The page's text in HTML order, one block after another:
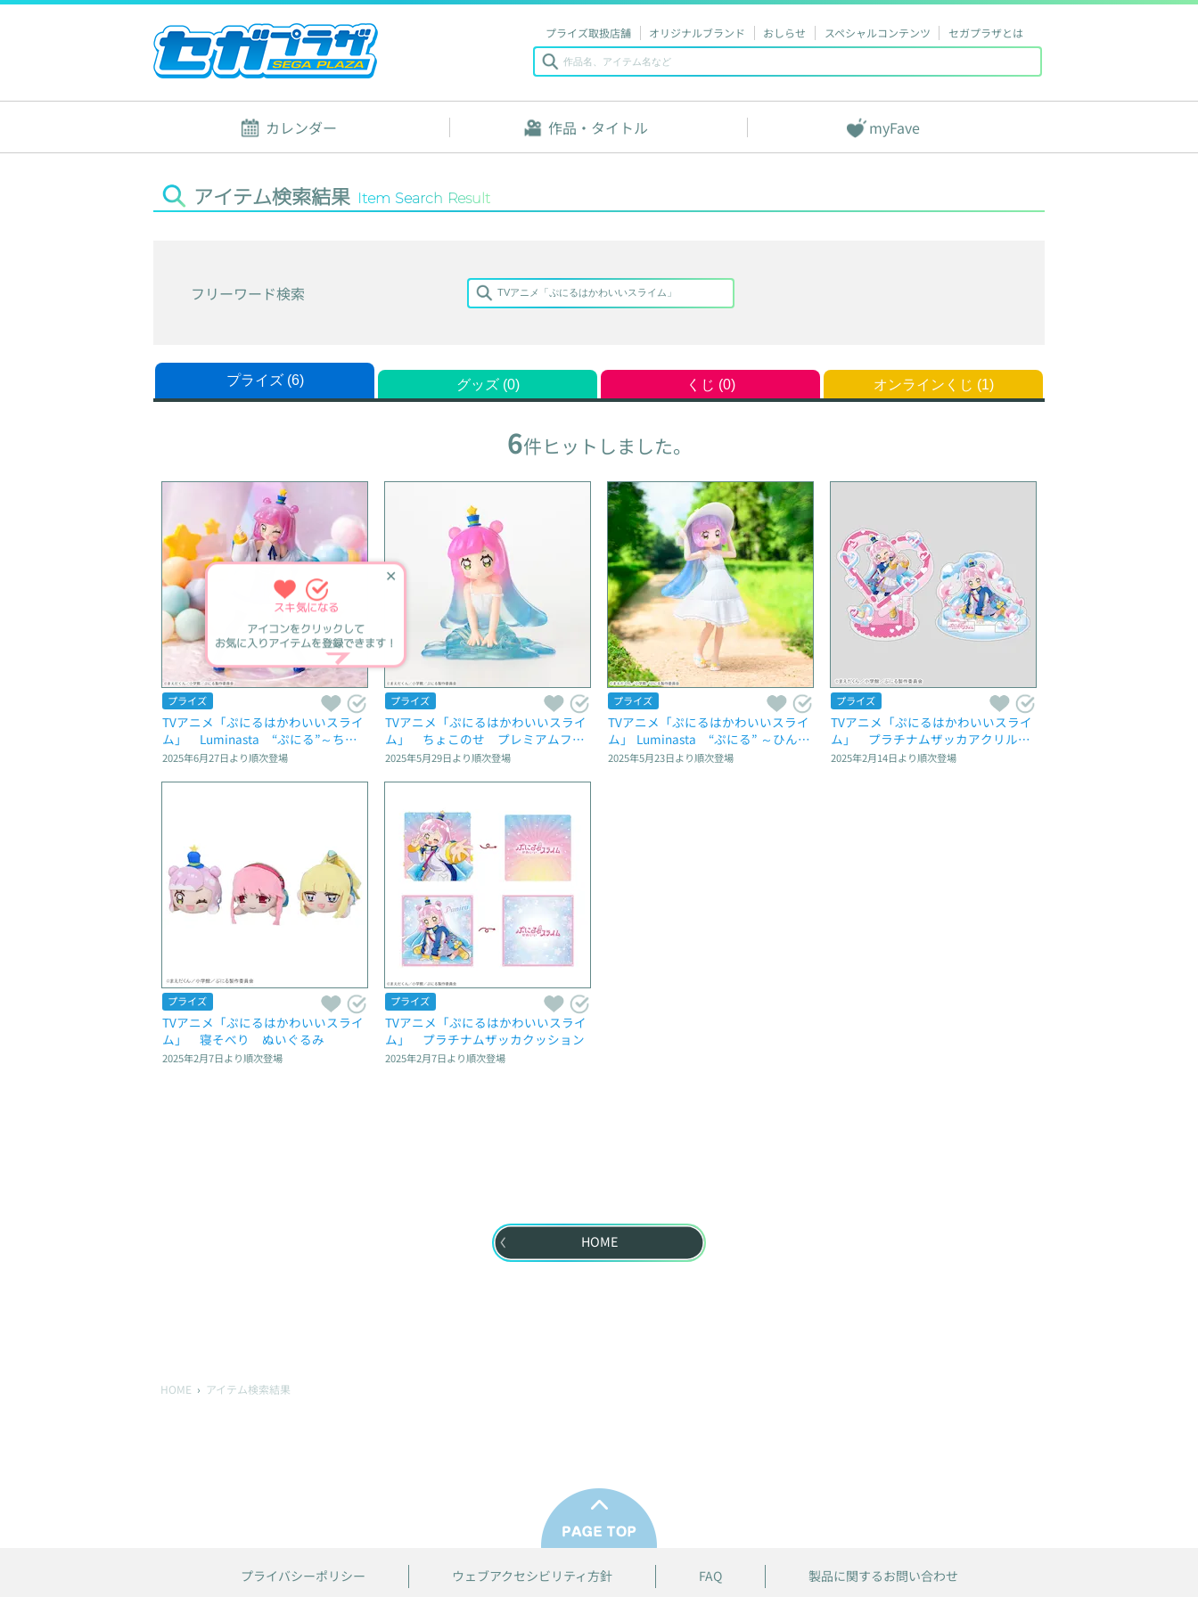
プライズ取扱店舗 オリジナルブランド おしらせ スペシャルコンテンツ セガプラザとは
カレンダー 作品・タイトル myFave
アイテム検索結果 Item Search Result
フリーワード検索
プライズ (6) グッズ (0) くじ (0) オンラインくじ (1)
6件ヒットしました。
プライズ
TVアニメ「ぷにるはかわいいスライ
ム」　Luminasta　“ぷにる”～ちょ
っと大人なかわいいぷにる～
2025年6月27日より順次登場
プライズ
TVアニメ「ぷにるはかわいいスライ
ム」　ちょこのせ　プレミアムフィ
ギュア“いつものかわいいぷにる”
2025年5月29日より順次登場
プライズ
TVアニメ「ぷにるはかわいいスライ
ム」 Luminasta　“ぷにる” ～ひんや
り避暑地のかわいいぷにる～
2025年5月23日より順次登場
プライズ
TVアニメ「ぷにるはかわいいスライ
ム」　プラチナムザッカアクリルジ
オラマ
2025年2月14日より順次登場
プライズ
TVアニメ「ぷにるはかわいいスライ
ム」　寝そべり　ぬいぐるみ
2025年2月7日より順次登場
プライズ
TVアニメ「ぷにるはかわいいスライ
ム」　プラチナムザッカクッション
2025年2月7日より順次登場
✕
スキ気になる
アイコンをクリックして
お気に入りアイテムを登録できます！
HOME
HOME アイテム検索結果
プライバシーポリシー ウェブアクセシビリティ方針 FAQ 製品に関するお問い合わせ